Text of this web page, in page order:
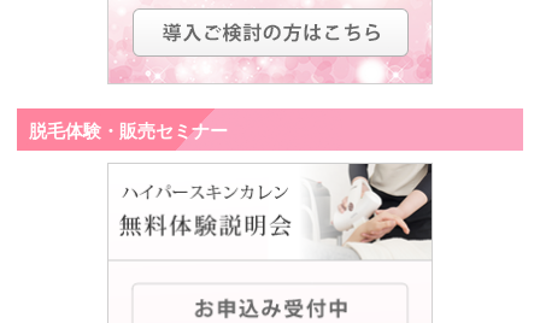
脱毛体験・販売セミナー